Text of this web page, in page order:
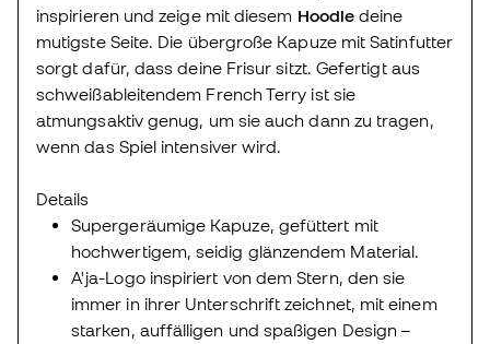
inspirieren und zeige mit diesem Hoodie deine
mutigste Seite. Die übergroße Kapuze mit Satinfutter
sorgt dafür, dass deine Frisur sitzt. Gefertigt aus
schweißableitendem French Terry ist sie
atmungsaktiv genug, um sie auch dann zu tragen,
wenn das Spiel intensiver wird.
Details
Supergeräumige Kapuze, gefüttert mit
hochwertigem, seidig glänzendem Material.
A'ja-Logo inspiriert von dem Stern, den sie
immer in ihrer Unterschrift zeichnet, mit einem
starken, auffälligen und spaßigen Design –